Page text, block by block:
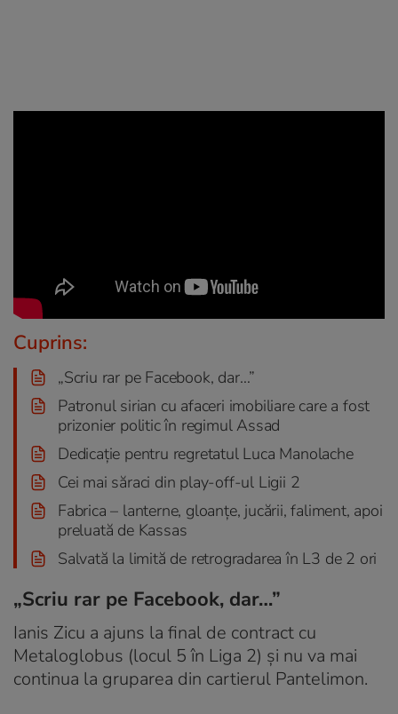
Cuprins:
„Scriu rar pe Facebook, dar…”
Patronul sirian cu afaceri imobiliare care a fost
prizonier politic în regimul Assad
Dedicație pentru regretatul Luca Manolache
Cei mai săraci din play-off-ul Ligii 2
Fabrica – lanterne, gloanțe, jucării, faliment, apoi
preluată de Kassas
Salvată la limită de retrogradarea în L3 de 2 ori
„Scriu rar pe Facebook, dar…”
Ianis Zicu a ajuns la final de contract cu
Metaloglobus (locul 5 în Liga 2) și nu va mai
continua la gruparea din cartierul Pantelimon.